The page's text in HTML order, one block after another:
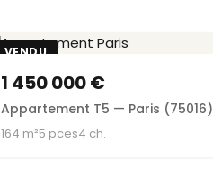
VENDU
1 450 000 €
Appartement T5 — Paris (75016)
164 m²5 pces4 ch.